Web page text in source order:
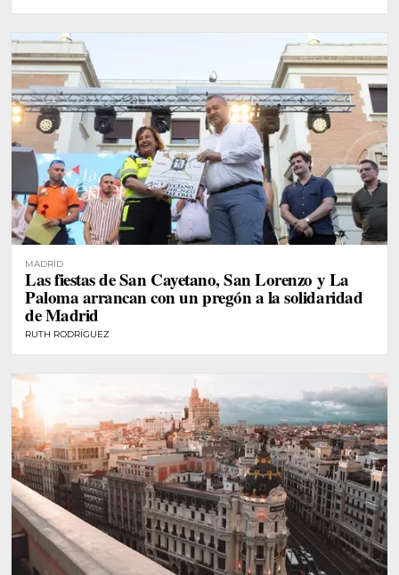
MADRID
Las fiestas de San Cayetano, San Lorenzo y La
Paloma arrancan con un pregón a la solidaridad
de Madrid
RUTH RODRÍGUEZ